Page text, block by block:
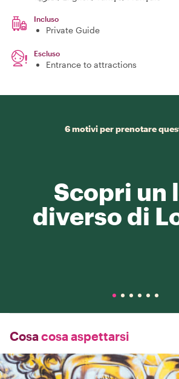
Incluso
Private Guide
Escluso
Entrance to attractions
6 motivi per prenotare
Scopri un
diverso di
Cosa cosa aspettarsi